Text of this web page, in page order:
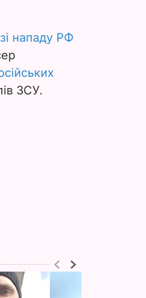
нападу РФ
ЗСУ.